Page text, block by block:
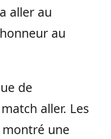
aller au
au
de
aller. Les
montré une